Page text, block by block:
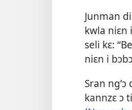
Junman
kwla niɛn
seli kɛ:
niɛn i
Sran
kannzɛ ɔ